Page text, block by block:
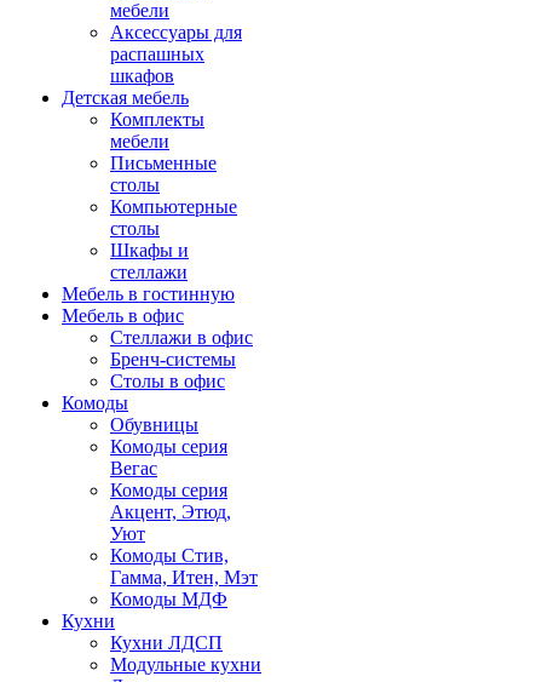
мебели
Аксессуары для
распашных
шкафов
Детская мебель
Комплекты
мебели
Письменные
столы
Компьютерные
столы
Шкафы и
стеллажи
Мебель в гостинную
Мебель в офис
Стеллажи в офис
Бренч-системы
Столы в офис
Комоды
Обувницы
Комоды серия
Вегас
Комоды серия
Акцент, Этюд,
Уют
Комоды Стив,
Гамма, Итен, Мэт
Комоды МДФ
Кухни
Кухни ЛДСП
Модульные кухни